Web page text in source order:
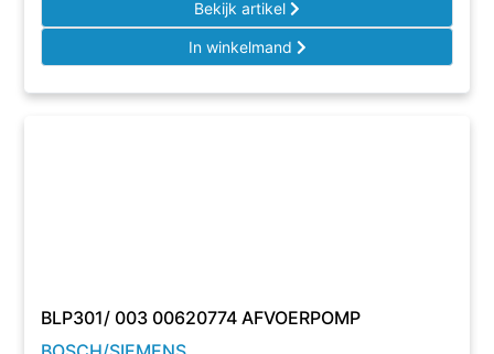
Bekijk artikel
In winkelmand
BLP301/ 003 00620774 AFVOERPOMP